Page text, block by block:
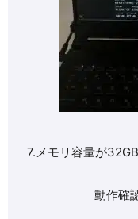
7.メモリ容量が
動作確